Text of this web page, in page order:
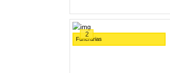
2
Funerarias